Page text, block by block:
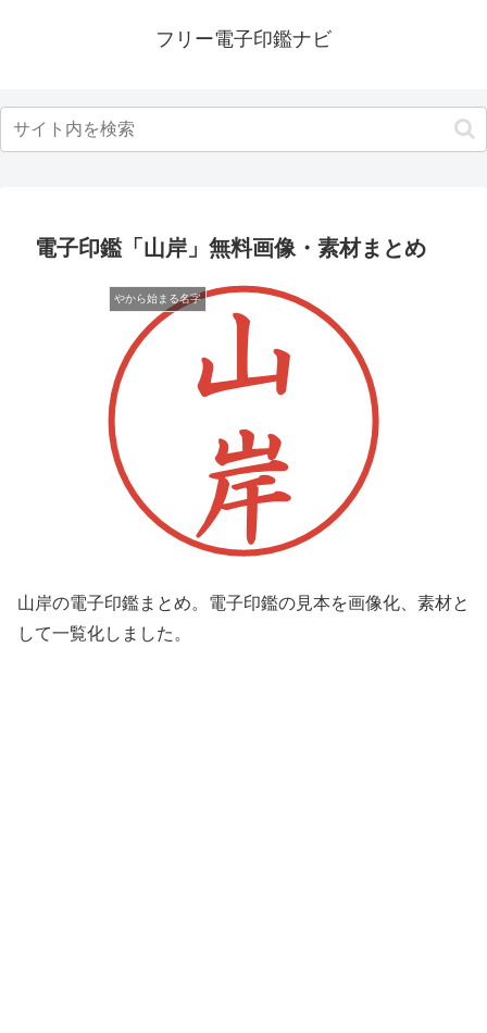
フリー電子印鑑ナビ
電子印鑑「山岸」無料画像・素材まとめ
やから始まる名字
山岸の電子印鑑まとめ。電子印鑑の見本を画像化、素材と
して一覧化しました。